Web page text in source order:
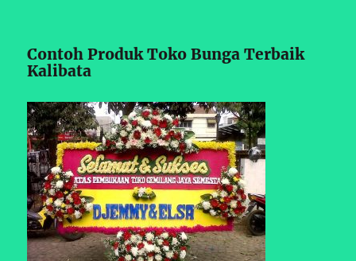
Contoh Produk Toko Bunga Terbaik
Kalibata